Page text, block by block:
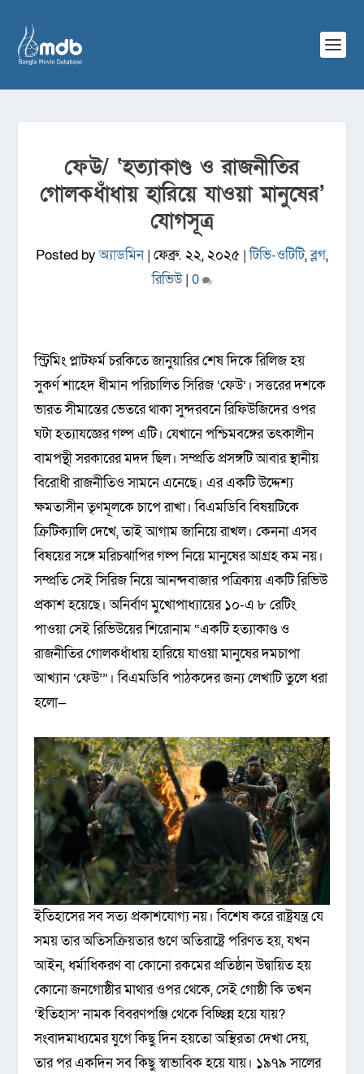
ফেউ/ ‌‘হত্যাকাণ্ড ও রাজনীতির
গোলকধাঁধায় হারিয়ে যাওয়া মানুষের’
যোগসূত্র
Posted byঅ্যাডমিন| ফেব্রু. ২২, ২০২৫ |টিভি-ওটিটি,ব্লগ,
রিভিউ| 0
স্ট্রিমিং প্লাটফর্ম চরকিতে জানুয়ারির শেষ দিকে রিলিজ হয়
সুকর্ণ শাহেদ ধীমান পরিচালিত সিরিজ ‘ফেউ’। সত্তরের দশকে
ভারত সীমান্তের ভেতরে থাকা সুন্দরবনে রিফিউজিদের ওপর
ঘটা হত্যাযজ্ঞের গল্প এটি। যেখানে পশ্চিমবঙ্গের তৎকালীন
বামপন্থী সরকারের মদদ ছিল। সম্প্রতি প্রসঙ্গটি আবার স্থানীয়
বিরোধী রাজনীতিও সামনে এনেছে। এর একটি উদ্দেশ্য
ক্ষমতাসীন তৃণমূলকে চাপে রাখা। বিএমডিবি বিষয়টিকে
ক্রিটিক্যালি দেখে, তাই আগাম জানিয়ে রাখল। কেননা এসব
বিষয়ের সঙ্গে মরিচঝাপির গল্প নিয়ে মানুষের আগ্রহ কম নয়।
সম্প্রতি সেই সিরিজ নিয়ে আনন্দবাজার পত্রিকায় একটি রিভিউ
প্রকাশ হয়েছে। অনির্বাণ মুখোপাধ্যায়ের ১০-এ ৮ রেটিং
পাওয়া সেই রিভিউয়ের শিরোনাম “একটি হত্যাকাণ্ড ও
রাজনীতির গোলকধাঁধায় হারিয়ে যাওয়া মানুষের দমচাপা
আখ্যান ‘ফেউ’”। বিএমডিবি পাঠকদের জন্য লেখাটি তুলে ধরা
হলো—
ইতিহাসের সব সত্য প্রকাশযোগ্য নয়। বিশেষ করে রাষ্ট্রযন্ত্র যে
সময় তার অতিসক্রিয়তার গুণে অতিরাষ্ট্রে পরিণত হয়, যখন
আইন, ধর্মাধিকরণ বা কোনো রকমের প্রতিষ্ঠান উদ্বায়িত হয়
কোনো জনগোষ্ঠীর মাথার ওপর থেকে, সেই গোষ্ঠী কি তখন
‘ইতিহাস’ নামক বিবরণপঞ্জি থেকে বিচ্ছিন্ন হয়ে যায়?
সংবাদমাধ্যমের যুগে কিছু দিন হয়তো অস্থিরতা দেখা দেয়,
তার পর একদিন সব কিছু স্বাভাবিক হয়ে যায়। ১৯৭৯ সালের